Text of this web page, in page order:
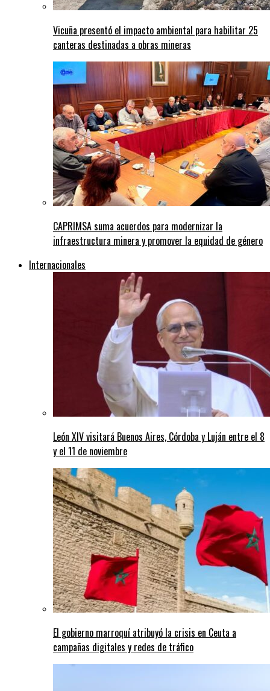
Vicuña presentó el impacto ambiental para habilitar 25
canteras destinadas a obras mineras
CAPRIMSA suma acuerdos para modernizar la
infraestructura minera y promover la equidad de género
Internacionales
León XIV visitará Buenos Aires, Córdoba y Luján entre el 8
y el 11 de noviembre
El gobierno marroquí atribuyó la crisis en Ceuta a
campañas digitales y redes de tráfico